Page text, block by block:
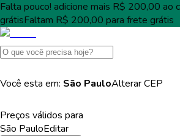
Falta pouco! adicione mais R$ 200,00 ao
grátisFaltam R$ 200,00 para frete grátis
Você esta em: São PauloAlterarCEP
Preços válidos para
São PauloEditar